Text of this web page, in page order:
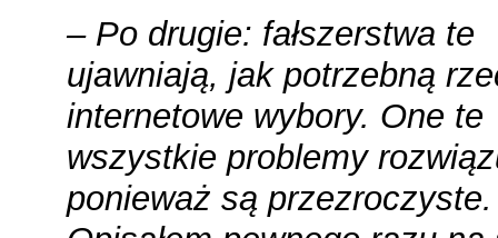
– Po drugie: fałszerstwa te
ujawniają, jak potrzebną
internetowe wybory. One te
wszystkie problemy
ponieważ są przezroczyste.